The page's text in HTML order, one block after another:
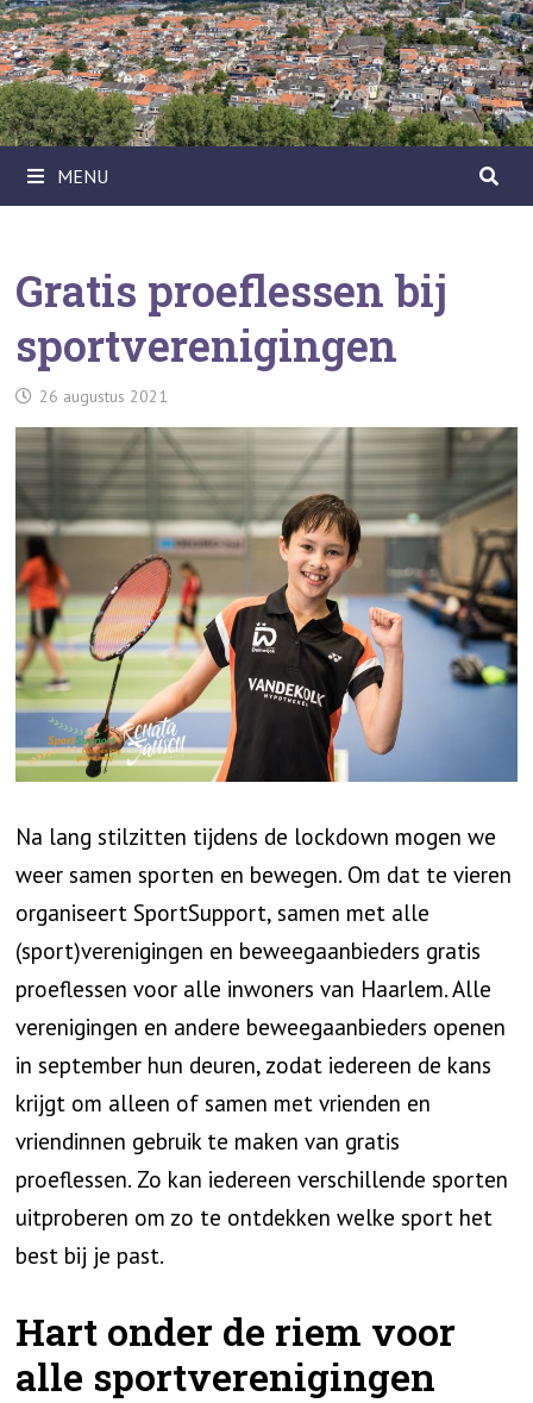
Ga
naar
de
inhoud
MENU
Gratis proeflessen bij
sportverenigingen
26 augustus 2021
Na lang stilzitten tijdens de lockdown mogen we
weer samen sporten en bewegen. Om dat te vieren
organiseert SportSupport, samen met alle
(sport)verenigingen en beweegaanbieders gratis
proeflessen voor alle inwoners van Haarlem. Alle
verenigingen en andere beweegaanbieders openen
in september hun deuren, zodat iedereen de kans
krijgt om alleen of samen met vrienden en
vriendinnen gebruik te maken van gratis
proeflessen. Zo kan iedereen verschillende sporten
uitproberen om zo te ontdekken welke sport het
best bij je past.
Hart onder de riem voor
alle sportverenigingen